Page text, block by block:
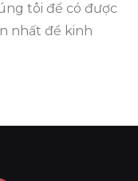
tôi để có được
nhất để kinh